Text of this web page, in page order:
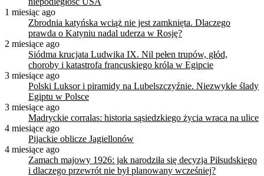
1 miesiąc ago
Zbrodnia katyńska wciąż nie jest zamknięta. Dlaczego
prawda o Katyniu nadal uderza w Rosję?
2 miesiące ago
Siódma krucjata Ludwika IX. Nil pełen trupów, głód,
choroby i katastrofa francuskiego króla w Egipcie
3 miesiące ago
Polski Luksor i piramidy na Lubelszczyźnie. Niezwykłe ślady
Egiptu w Polsce
3 miesiące ago
Madryckie corralas: historia sąsiedzkiego życia wraca na ulice
4 miesiące ago
Pijackie oblicze Jagiellonów
4 miesiące ago
Zamach majowy 1926: jak narodziła się decyzja Piłsudskiego
i dlaczego przewrót nie był planowany wcześniej?